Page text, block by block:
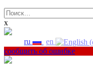
Найти:
x
ru
en
сообщить об ошибке